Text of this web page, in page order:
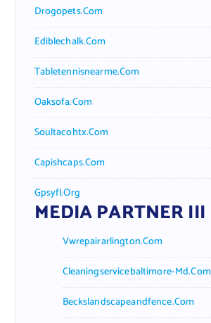
Drogopets.com
Ediblechalk.com
Tabletennisnearme.com
Oaksofa.com
Soultacohtx.com
Capishcaps.com
Gpsyfl.org
MEDIA PARTNER III
Vwrepairarlington.com
Cleaningservicebaltimore-Md.com
Beckslandscapeandfence.com